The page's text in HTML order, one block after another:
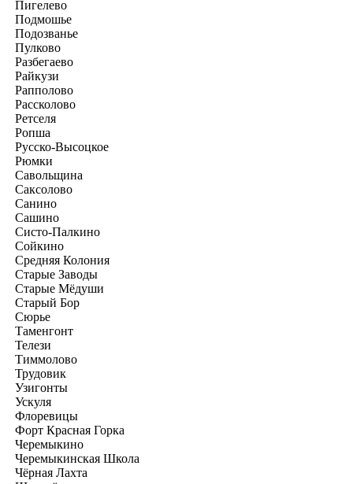
Пигелево
Подмошье
Подозванье
Пулково
Разбегаево
Райкузи
Рапполово
Рассколово
Ретселя
Ропша
Русско-Высоцкое
Рюмки
Савольщина
Саксолово
Санино
Сашино
Систо-Палкино
Сойкино
Средняя Колония
Старые Заводы
Старые Мёдуши
Старый Бор
Сюрье
Таменгонт
Телези
Тиммолово
Трудовик
Узигонты
Ускуля
Флоревицы
Форт Красная Горка
Черемыкино
Черемыкинская Школа
Чёрная Лахта